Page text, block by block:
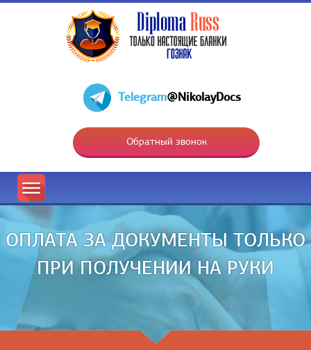
Telegram@NikolayDocs
Обратный звонок
ОПЛАТА ЗА ДОКУМЕНТЫ ТОЛЬКО
ПРИ ПОЛУЧЕНИИ НА РУКИ